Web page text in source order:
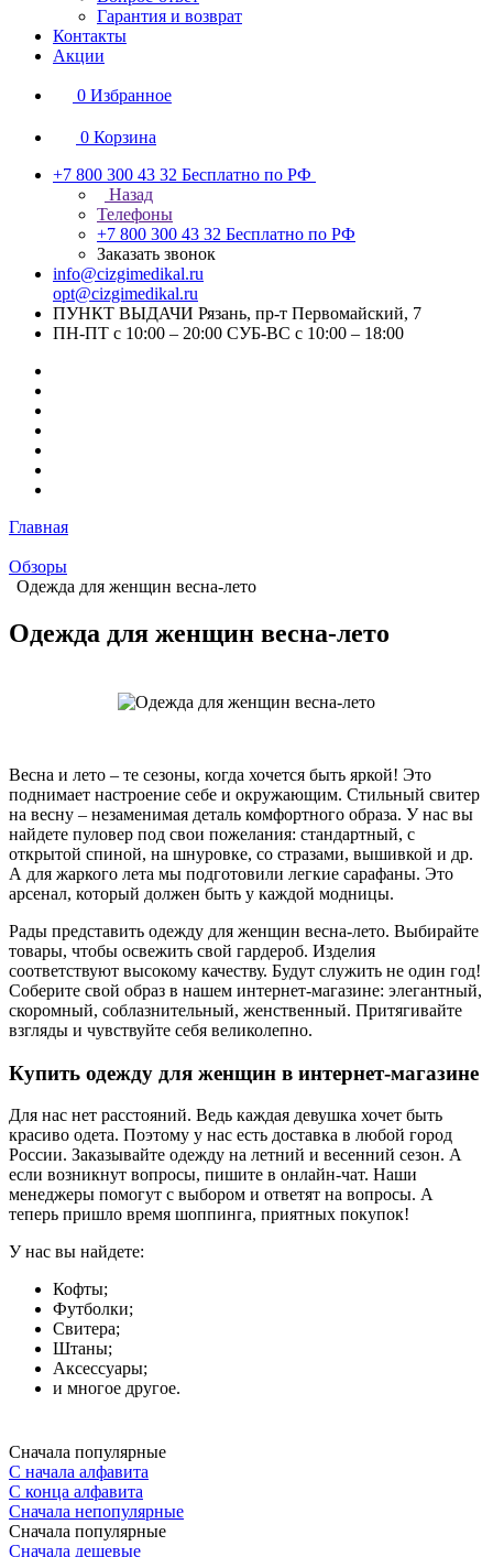
Гарантия и возврат
Контакты
Акции
0 Избранное
0 Корзина
+7 800 300 43 32 Бесплатно по РФ
Назад
Телефоны
+7 800 300 43 32 Бесплатно по РФ
Заказать звонок
info@cizgimedikal.ru
opt@cizgimedikal.ru
ПУНКТ ВЫДАЧИ Рязань, пр-т Первомайский, 7
ПН-ПТ с 10:00 – 20:00 СУБ-ВС с 10:00 – 18:00
Главная
Обзоры
Одежда для женщин весна-лето
Одежда для женщин весна-лето
Весна и лето – те сезоны, когда хочется быть яркой! Это
поднимает настроение себе и окружающим. Стильный свитер
на весну – незаменимая деталь комфортного образа. У нас вы
найдете пуловер под свои пожелания: стандартный, с
открытой спиной, на шнуровке, со стразами, вышивкой и др.
А для жаркого лета мы подготовили легкие сарафаны. Это
арсенал, который должен быть у каждой модницы.
Рады представить одежду для женщин весна-лето. Выбирайте
товары, чтобы освежить свой гардероб. Изделия
соответствуют высокому качеству. Будут служить не один год!
Соберите свой образ в нашем интернет-магазине: элегантный,
скоромный, соблазнительный, женственный. Притягивайте
взгляды и чувствуйте себя великолепно.
Купить одежду для женщин в интернет-магазине
Для нас нет расстояний. Ведь каждая девушка хочет быть
красиво одета. Поэтому у нас есть доставка в любой город
России. Заказывайте одежду на летний и весенний сезон. А
если возникнут вопросы, пишите в онлайн-чат. Наши
менеджеры помогут с выбором и ответят на вопросы. А
теперь пришло время шоппинга, приятных покупок!
У нас вы найдете:
Кофты;
Футболки;
Свитера;
Штаны;
Аксессуары;
и многое другое.
Сначала популярные
С начала алфавита
С конца алфавита
Сначала непопулярные
Сначала популярные
Сначала дешевые